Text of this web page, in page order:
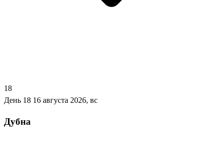
18
День 18 16 августа 2026, вс
Дубна